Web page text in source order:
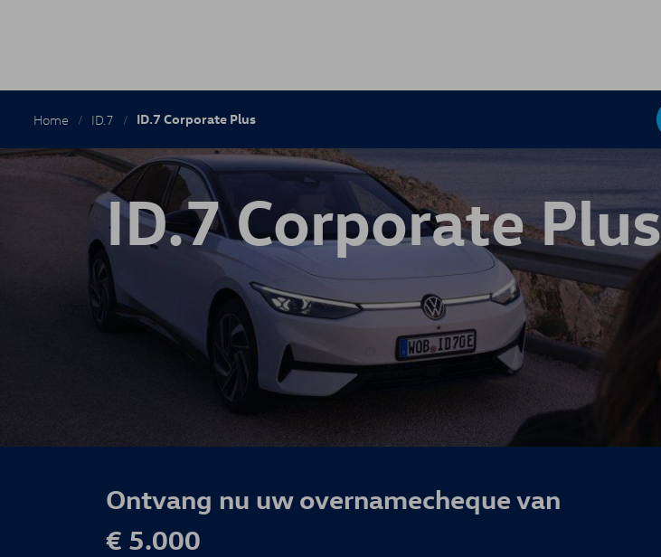
Kruimelpad
Home ID.7 ID.7 Corporate Plus
ID.7 Corporate Plus
Ontvang nu uw overnamecheque van
€ 5.000